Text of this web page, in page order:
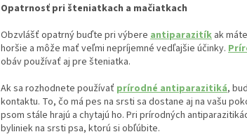
Opatrnosť pri šteniatkach a mačiatkach
Obzvlášť opatrný buďte pri výbere antiparazitík ak
horšie a môže mať veľmi nepríjemné vedľajšie účinky.
obáv používať aj pre šteniatka.
Ak sa rozhodnete používať prírodné antiparazitiká,
kontaktu. To, čo má pes na srsti sa dostane aj na vašu
psom stále hrajú a chytajú ho. Pri prírodných
byliniek na srsti psa, ktorú si obľúbite.